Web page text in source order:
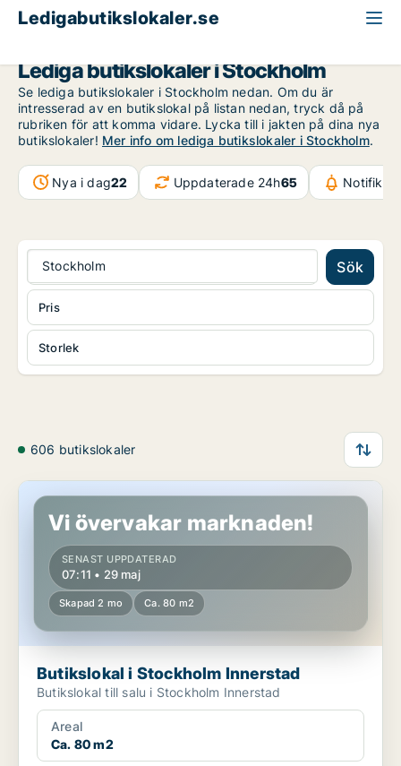
Ledigabutikslokaler.se
Lediga butikslokaler i Stockholm
Se lediga butikslokaler i Stockholm nedan. Om du är
intresserad av en butikslokal på listan nedan, tryck då på
rubriken för att komma vidare. Lycka till i jakten på dina nya
butikslokaler! Mer info om lediga butikslokaler i Stockholm.
Nya i dag22 Uppdaterade 24h65
Stockholm Sök
Storlek
Pris
606 butikslokaler
Butikslokal i Stockholm Innerstad
Vi övervakar marknaden!
SENAST UPPDATERAD
07:11 • 29 maj
Skapad 2 mo Ca. 80 m2
Butikslokal i Stockholm Innerstad
Butikslokal till salu i Stockholm Innerstad
Areal
Ca. 80 m2